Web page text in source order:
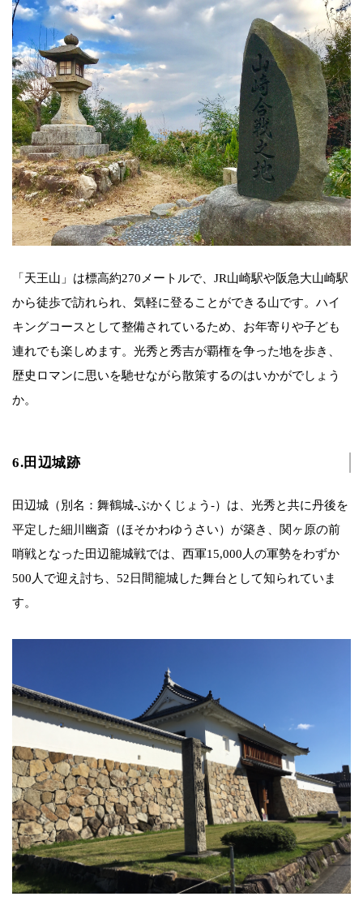
「天王山」は標高約270メートルで、JR山崎駅や阪急大山崎駅
から徒歩で訪れられ、気軽に登ることができる山です。ハイ
キングコースとして整備されているため、お年寄りや子ども
連れでも楽しめます。光秀と秀吉が覇権を争った地を歩き、
歴史ロマンに思いを馳せながら散策するのはいかがでしょう
か。
6.田辺城跡
田辺城（別名：舞鶴城-ぶかくじょう-）は、光秀と共に丹後を
平定した細川幽斎（ほそかわゆうさい）が築き、関ヶ原の前
哨戦となった田辺籠城戦では、西軍15,000人の軍勢をわずか
500人で迎え討ち、52日間籠城した舞台として知られていま
す。